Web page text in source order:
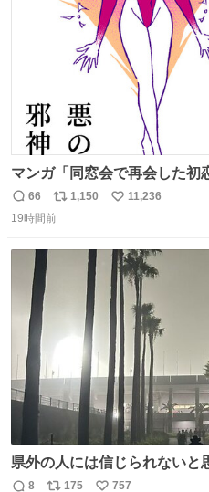
マンガ「同窓会で再会した初
返
信
66
リ
ポ
1,150
い
数
11,236
19時間前
県外の人には信じられないと
灰です🌋 #桜島
8 175 757